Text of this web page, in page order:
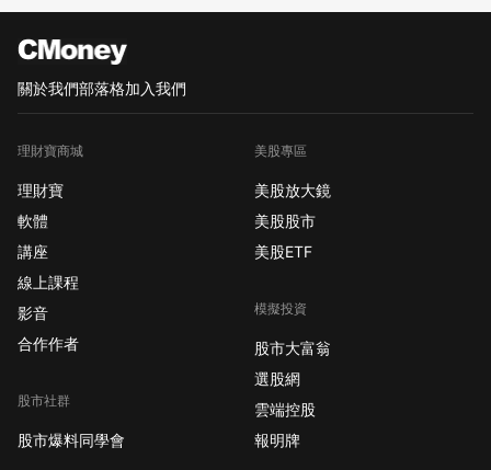
關於我們部落格加入我們
理財寶商城
理財寶
軟體
講座
線上課程
影音
合作作者
股市社群
股市爆料同學會
美股專區
美股放大鏡
美股股市
美股ETF
模擬投資
股市大富翁
選股網
雲端控股
報明牌